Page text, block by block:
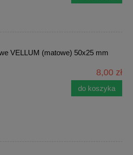
VELLUM (matowe) 50x25 mm
8,00 zł
do koszyka